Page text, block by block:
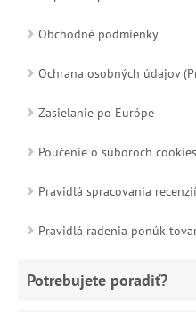
Obchodné podmienky
Ochrana osobných údajov
Zasielanie po Európe
Poučenie o súboroch cookies
Pravidlá spracovania recenzií
Pravidlá radenia ponúk
Potrebujete poradiť?